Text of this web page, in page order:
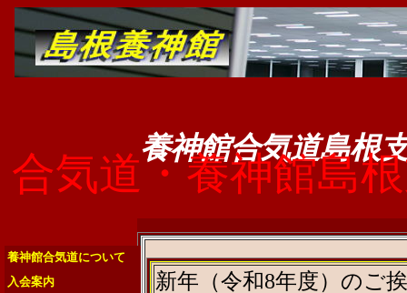
養神館合気道について
入会案内
合気道・養神館島
養神館合気道島根
新年（令和8年度）のご